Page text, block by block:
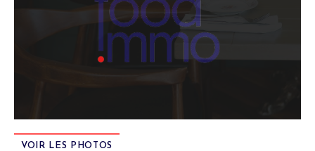
VOIR LES PHOTOS